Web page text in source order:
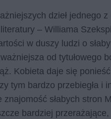
dzieł jednego
– Williama
w duszy ludzi o
od tytułowego
Kobieta daje się
tym bardzo przebiegła i
znajomość słabych stron
bardziej